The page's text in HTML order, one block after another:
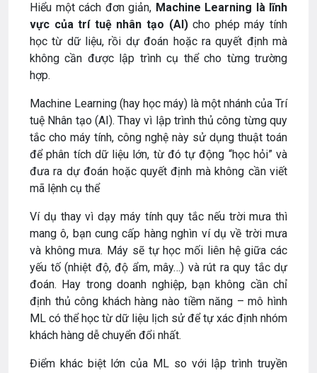
Hiểu một cách đơn giản, Machine Learning là lĩnh
vực của trí tuệ nhân tạo (AI)cho phép máy tính
học từ dữ liệu, rồi dự đoán hoặc ra quyết định mà
không cần được lập trình cụ thể cho từng trường
hợp.
Machine Learning (hay học máy) là một nhánh của Trí
tuệ Nhân tạo (AI). Thay vì lập trình thủ công từng quy
tắc cho máy tính, công nghệ này sử dụng thuật toán
để phân tích dữ liệu lớn, từ đó tự động “học hỏi” và
đưa ra dự đoán hoặc quyết định mà không cần viết
mã lệnh cụ thể
Ví dụ thay vì dạy máy tính quy tắc nếu trời mưa thì
mang ô, bạn cung cấp hàng nghìn ví dụ về trời mưa
và không mưa. Máy sẽ tự học mối liên hệ giữa các
yếu tố (nhiệt độ, độ ẩm, mây…) và rút ra quy tắc dự
đoán. Hay trong doanh nghiệp, bạn không cần chỉ
định thủ công khách hàng nào tiềm năng – mô hình
ML có thể học từ dữ liệu lịch sử để tự xác định nhóm
khách hàng dễ chuyển đổi nhất.
Điểm khác biệt lớn của ML so với lập trình truyền